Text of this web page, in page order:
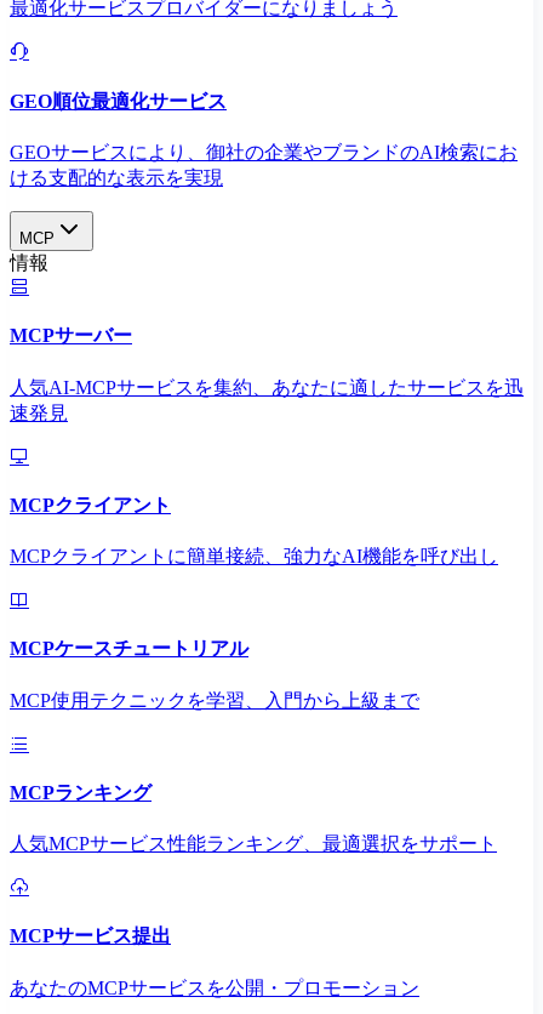
最適化サービスプロバイダーになりましょう
GEO順位最適化サービス
GEOサービスにより、御社の企業やブランドのAI検索にお
ける支配的な表示を実現​
MCP
情報
MCPサーバー
人気AI-MCPサービスを集約、あなたに適したサービスを迅
速発見
MCPクライアント
MCPクライアントに簡単接続、強力なAI機能を呼び出し
MCPケースチュートリアル
MCP使用テクニックを学習、入門から上級まで
MCPランキング
人気MCPサービス性能ランキング、最適選択をサポート
MCPサービス提出
あなたのMCPサービスを公開・プロモーション